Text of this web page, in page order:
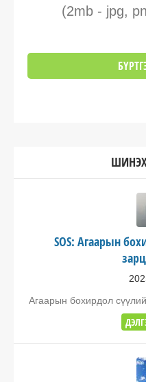
(2mb - jpg,
SOS: Агаарын
Агаарын бохирдол